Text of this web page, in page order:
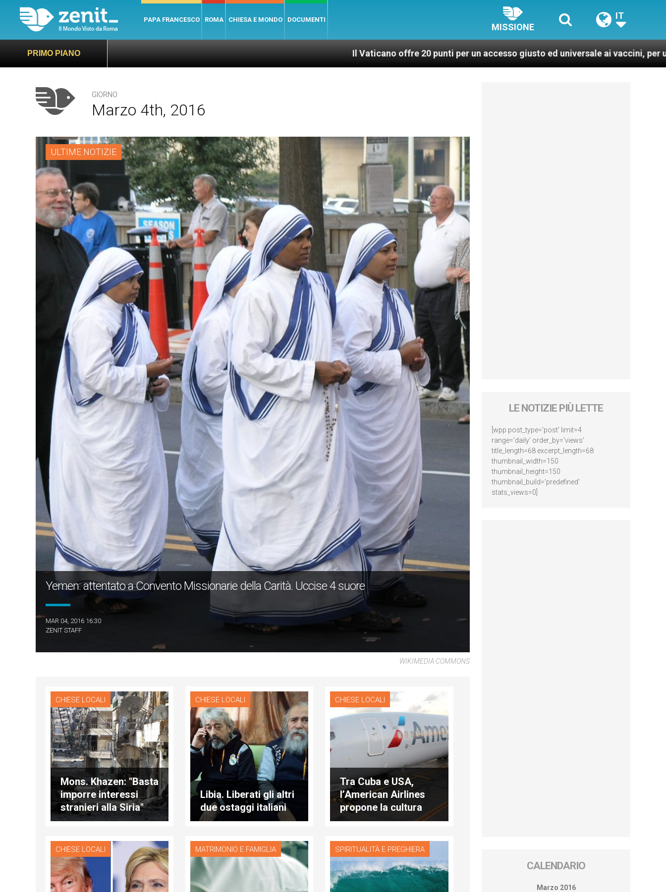
PAPA FRANCESCO ROMA CHIESA E MONDO DOCUMENTI
MISSIONE
IT
PRIMO PIANO Il Vaticano offre 20 punti per un accesso giusto ed universale ai vaccini, per un mondo più sano e
GIORNO
Marzo 4th, 2016
ULTIME NOTIZIE
Yemen: attentato a Convento Missionarie della Carità. Uccise 4 suore
MAR 04, 2016 16:30
ZENIT STAFF
WIKIMEDIA COMMONS
CHIESE LOCALI
Mons. Khazen: "Basta
imporre interessi
stranieri alla Siria"
CHIESE LOCALI
Libia. Liberati gli altri
due ostaggi italiani
CHIESE LOCALI
Tra Cuba e USA,
l’American Airlines
propone la cultura
dell’incontro
CHIESE LOCALI MATRIMONIO E FAMIGLIA SPIRITUALITÀ E PREGHIERA
LE NOTIZIE PIÙ LETTE
[wpp post_type='post' limit=4
range='daily' order_by='views'
title_length=68 excerpt_length=68
thumbnail_width=150
thumbnail_height=150
thumbnail_build='predefined'
stats_views=0]
CALENDARIO
Marzo 2016